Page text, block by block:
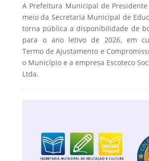
A Prefeitura Municipal de
meio da Secretaria Municipal de
torna pública a disponibilidade de
para o ano letivo de 2026, em
Termo de Ajustamento e
o Município e a empresa Escoteco
Ltda.